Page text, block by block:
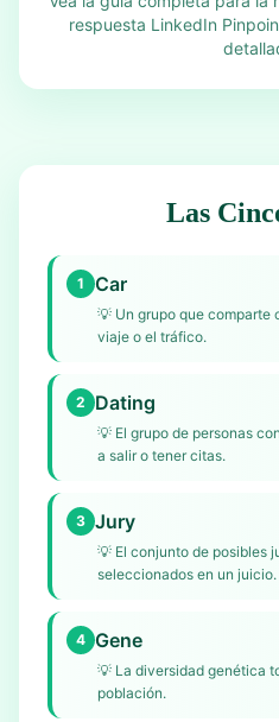
respuesta LinkedIn
Las
1 Car
💡 Un grupo que comparte
viaje o el tráfico.
2 Dating
💡 El grupo de personas
a salir o tener citas.
3 Jury
💡 El conjunto de posibles
seleccionados en un juicio.
4 Gene
💡 La diversidad genética
población.